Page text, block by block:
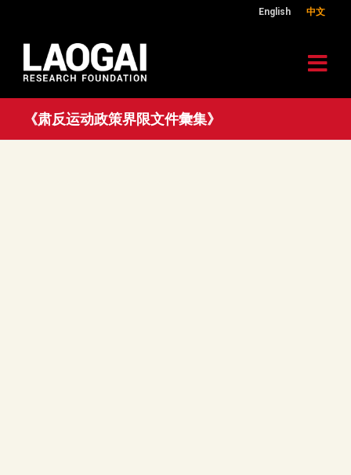
English 中文
《肃反运动政策界限文件彙集》